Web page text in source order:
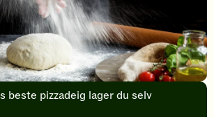
beste pizzadeig lager du selv